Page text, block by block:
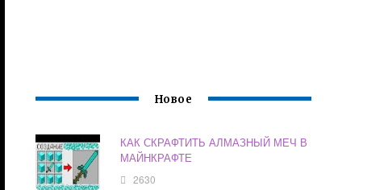
Новое
КАК СКРАФТИТЬ АЛМАЗНЫЙ МЕЧ В
МАЙНКРАФТЕ
2630